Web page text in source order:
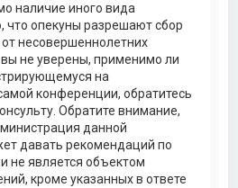
наличие иного вида
что опекуны разрешают сбор
несовершеннолетних
не уверены, применимо ли
на
конференции, обратитесь
Обратите внимание,
данной
давать рекомендаций по
не является объектом
кроме указанных в ответе